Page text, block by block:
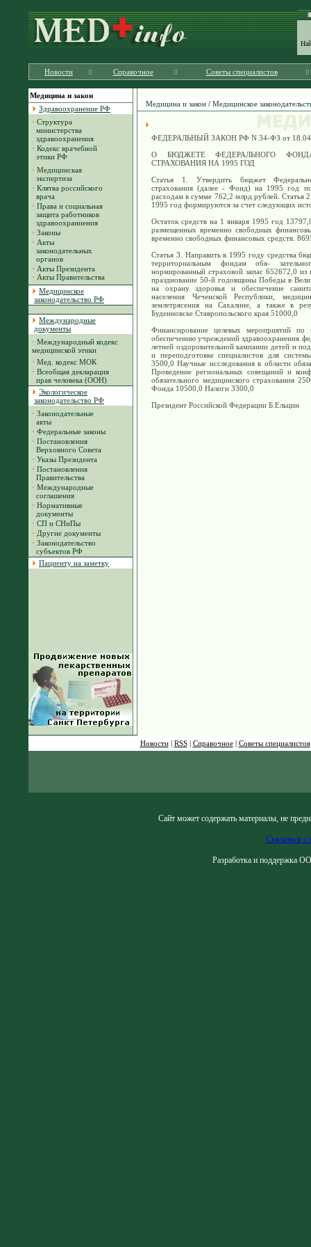
Новости Справочное Советы специалистов
Медицина и закон
Здравоохранение РФ
· Структура
министерства
здравоохранения
· Кодекс врачебной
этики РФ
· Медицинская
экспертиза
· Клятва российского
врача
· Права и социальная
защита работников
здравоохраниения
· Законы
· Акты
законодательных
органов
· Акты Президента
· Акты Правительства
Медицинское
законодательство РФ
Международные
документы
· Международный кодекс
медицинской этики
· Мед. кодекс МОК
· Всеобщая декларация
прав человека (ООН)
Экологическое
законодательство РФ
· Законодательные
акты
· Федеральные законы
· Постановления
Верховного Совета
· Указы Президента
· Постановления
Правительства
· Международные
соглашения
· Нормативные
документы
· СП и СНиПы
· Другие документы
· Законодательство
субъектов РФ
Пациенту на заметку
Медицина и закон / Медицинское
ФЕДЕРАЛЬНЫЙ ЗАКОН РФ N 34-ФЗ от
О БЮДЖЕТЕ ФЕДЕРАЛЬНОГО
СТРАХОВАНИЯ НА 1995 ГОД
Статья 1. Утвердить бюджет
страхования (далее - Фонд) на 1995 год
расходам в сумме 762,2 млрд.рублей. Статья
1995 год формируются за счет следующих
Остаток средств на 1 января 1995 год
размещенных временно свободных
временно свободных финансовых средств.
Статья 3. Направить в 1995 году средства
территориальным фондам обя-
нормированный страховой запас 652672,0
празднование 50-й годовщины Победы в
на охрану здоровья и обеспечение
населения Чеченской Республики,
землетрясения на Сахалине, а также в
Буденновске Ставропольского края 51000,0
Финансирование целевых мероприятий по
обеспечению учреждений здравоохранения
летней оздоровительной кампании детей и
и переподготовке специалистов для
3500,0 Научные исследования в области
Проведение региональных совещаний и
обязательного медицинского страхования
Фонда 10500,0 Налоги 3300,0
Президент Российской Федерации Б.Ельцин
Новости| RSS| Справочное| Советы специалистов
Сайт может содержать материалы, не
Связаться с
Разработка и